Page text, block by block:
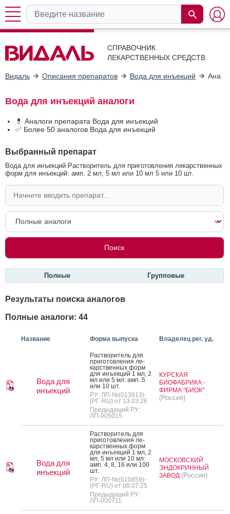
СПРАВОЧНИК
ЛЕКАРСТВЕННЫХ СРЕДСТВ
Видаль Описания препаратов Вода для инъекций
Вода для инъекций аналоги
💊 Аналоги препарата Вода для инъекций
✅ Более 50 аналогов Вода для инъекций
Выбранный препарат
Вода для инъекций Растворитель для приготовления лекарственных
форм для инъекций: амп. 2 мл, 5 мл или 10 мл 5 или 10 шт.
Полные Групповые
Результаты поиска аналогов
Полные аналоги: 44
Название Форма выпуска Владелец рег. уд.
Вода для
инъекций
Рас­тво­ритель для
при­готов­ле­ния ле­
карс­твен­ных форм
для инъ­ек­ций 1 мл, 2
мл или 5 мл: амп. 5
или 10 шт.
РУ: ЛП-№(013913)-
(РГ-RU) от 13.03.26
Предыдущий РУ:
ЛП-005015
КУРСКАЯ
БИОФАБРИКА -
ФИРМА "БИОК"
(Россия)
Вода для
инъекций
Рас­тво­ритель для
при­готов­ле­ния ле­
карс­твен­ных форм
для инъ­ек­ций 1 мл, 2
мл, 5 мл или 10 мл:
амп. 4, 8, 16 или 100
шт.
РУ: ЛП-№(010859)-
(РГ-RU) от 08.07.25
Предыдущий РУ:
ЛП-000711
МОСКОВСКИЙ
ЭНДОКРИННЫЙ
ЗАВОД (Россия)